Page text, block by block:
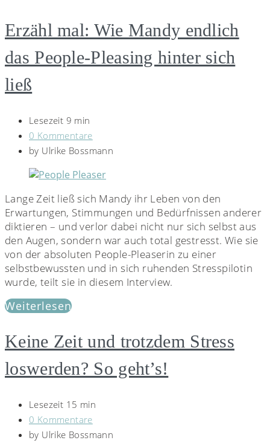
Erzähl mal: Wie Mandy endlich
das People-Pleasing hinter sich
ließ
Lesezeit 9 min
0 Kommentare
by Ulrike Bossmann
Lange Zeit ließ sich Mandy ihr Leben von den
Erwartungen, Stimmungen und Bedürfnissen anderer
diktieren – und verlor dabei nicht nur sich selbst aus
den Augen, sondern war auch total gestresst. Wie sie
von der absoluten People-Pleaserin zu einer
selbstbewussten und in sich ruhenden Stresspilotin
wurde, teilt sie in diesem Interview.
Weiterlesen
Keine Zeit und trotzdem Stress
loswerden? So geht’s!
Lesezeit 15 min
0 Kommentare
by Ulrike Bossmann